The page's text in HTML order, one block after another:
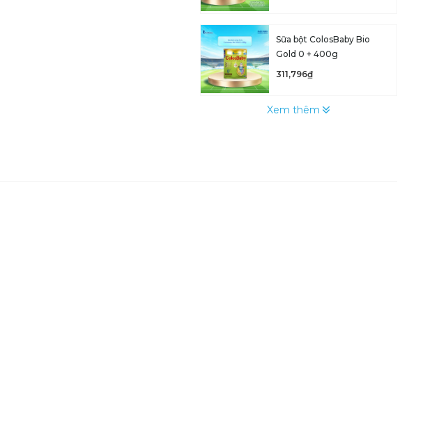
Sữa bột ColosBaby Bio
Gold 0 + 400g
311,796₫
Xem thêm